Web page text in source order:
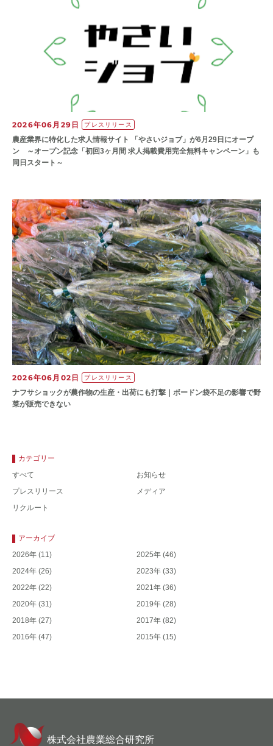
2026年06月29日 プレスリリース
農産業界に特化した求人情報サイト 「やさいジョブ」が6月29日にオープ
ン ～オープン記念「初回3ヶ月間 求人掲載費用完全無料キャンペーン」も
同日スタート～
2026年06月02日 プレスリリース
ナフサショックが農作物の⽣産・出荷にも打撃｜ボードン袋不⾜の影響で野
菜が販売できない
カテゴリー
すべて
お知らせ
プレスリリース
メディア
リクルート
アーカイブ
2026年 (11) 2025年 (46)
2024年 (26) 2023年 (33)
2022年 (22) 2021年 (36)
2020年 (31) 2019年 (28)
2018年 (27) 2017年 (82)
2016年 (47) 2015年 (15)
株式会社農業総合研究所